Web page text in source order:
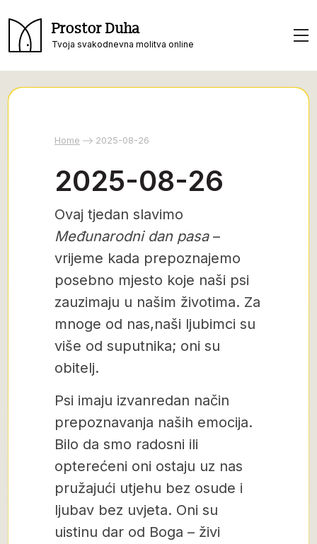
Prostor Duha
Tvoja svakodnevna molitva online
Home 2025-08-26
2025-08-26
Ovaj tjedan slavimo
Međunarodni dan pasa –
vrijeme kada prepoznajemo
posebno mjesto koje naši psi
zauzimaju u našim životima. Za
mnoge od nas,naši ljubimci su
više od suputnika; oni su
obitelj.
Psi imaju izvanredan način
prepoznavanja naših emocija.
Bilo da smo radosni ili
opterećeni oni ostaju uz nas
pružajući utjehu bez osude i
ljubav bez uvjeta. Oni su
uistinu dar od Boga – živi